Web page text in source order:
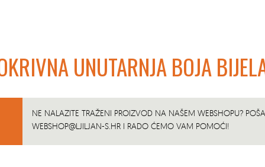
UNUTARNJA BOJA
NE NALAZITE TRAŽENI PROIZVOD NA NAŠEM WEBSHOPU?
WEBSHOP@LJILJAN-S.HRI RADO ĆEMO VAM POMOĆI!